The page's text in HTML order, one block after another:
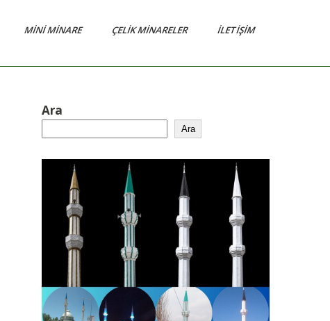
MINI MINARE ÇELIK MINARELER İLETIŞIM
Ara
Ara